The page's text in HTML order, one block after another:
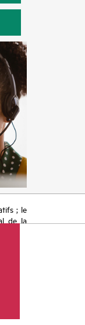
; le
de la
vente
de la
des
le